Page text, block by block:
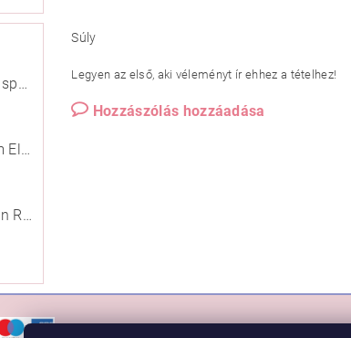
Inglesina Quid3 Orbital Grey sport babakocsi
RECARO TORON 1 40-105cm Elegant Beige
Új Inglesina Aptica XT Darwin Recline Evo 4in1 Himalaya Blue multifunkciós babakocsi
Súly
Legyen az első, aki véleményt ír ehhez a tételhez!
Hozzászólás hozzáadása